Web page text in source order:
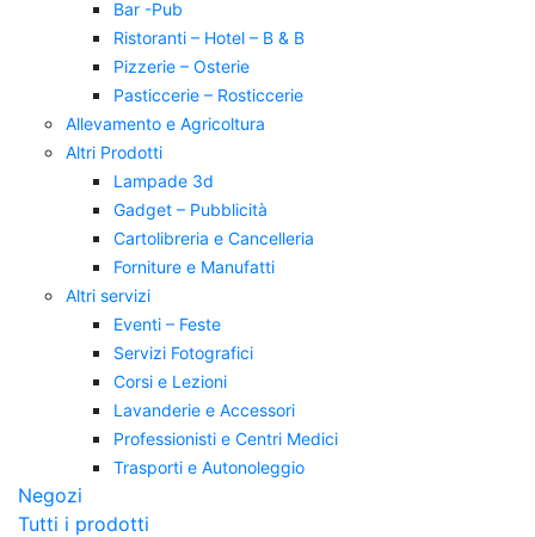
Bar -Pub
Ristoranti – Hotel – B & B
Pizzerie – Osterie
Pasticcerie – Rosticcerie
Allevamento e Agricoltura
Altri Prodotti
Lampade 3d
Gadget – Pubblicità
Cartolibreria e Cancelleria
Forniture e Manufatti
Altri servizi
Eventi – Feste
Servizi Fotografici
Corsi e Lezioni
Lavanderie e Accessori
Professionisti e Centri Medici
Trasporti e Autonoleggio
Negozi
Tutti i prodotti